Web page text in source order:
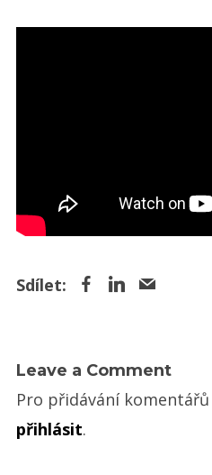
Leave a Comment
Pro přidávání
přihlásit.